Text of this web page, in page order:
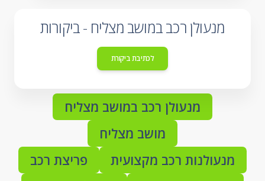
מנעולן רכב במושב מצליח - ביקורות
לכתיבת ביקורת
מנעולן רכב במושב מצליח
מושב מצליח
מנעולנות רכב מקצועית
פריצת רכב